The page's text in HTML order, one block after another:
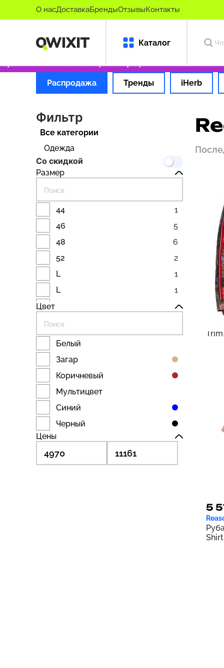
О насДоставкаБрендыОтзывыКонтакты
Каталог
товары Оформляем заказ за 1
Распродажа Тренды iHerb
Фильтр
Все категории
Одежда
Со скидкой
Размер
44
1
46
5
48
6
52
2
L
1
L
1
1
M
M
1
Цвет
Белый
Загар
Коричневый
Мультицвет
Синий
Черный
Цены
11
5